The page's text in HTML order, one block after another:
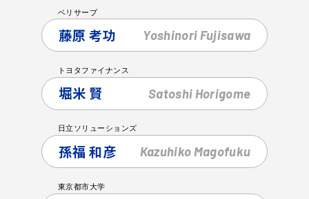
ベリサーブ
藤原 考功 Yoshinori Fujisawa
トヨタファイナンス
堀米 賢 Satoshi Horigome
日立ソリューションズ
孫福 和彦 Kazuhiko Magofuku
東京都市大学